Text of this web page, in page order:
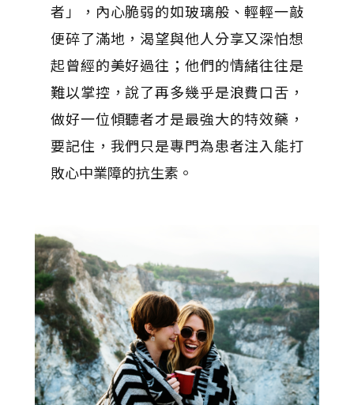
者」，內心脆弱的如玻璃般、輕輕一敲
便碎了滿地，渴望與他人分享又深怕想
起曾經的美好過往；他們的情緒往往是
難以掌控，說了再多幾乎是浪費口舌，
做好一位傾聽者才是最強大的特效藥，
要記住，我們只是專門為患者注入能打
敗心中業障的抗生素。